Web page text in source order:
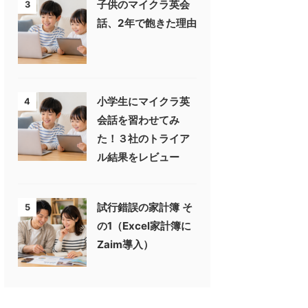
3
子供のマイクラ英会
話、2年で飽きた理由
4
小学生にマイクラ英
会話を習わせてみ
た！３社のトライア
ル結果をレビュー
5
試行錯誤の家計簿 そ
の1（Excel家計簿に
Zaim導入）